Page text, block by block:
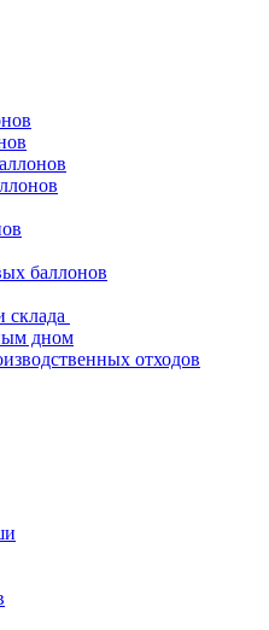
баллонов
склада
дном
отходов